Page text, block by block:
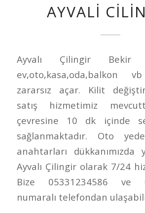
AYVALI
Ayvalı Çilingir
ev,oto,kasa,oda,balkon vb
zararsız açar. Kilit
satış hizmetimiz
çevresine 10 dk içinde
sağlanmaktadır. Oto
anahtarları dükkanımızda
Ayvalı Çilingir olarak 7/24
Bize 05331234586 ve
numaralı telefondan